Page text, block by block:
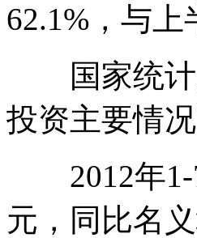
62.1%，与上
国家统计
投资主要情
2012年1-7
元，同比名